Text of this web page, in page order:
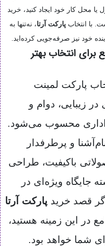
محل کار خود ایجاد کنید، خرید
با انتخاب پارکت آرتا، نه‌تنها به
خود نیز صرفه‌جویی کرده‌اید.
برای انتخاب بهتر
پارکت لمینت
زیبایی، دوام و
اداری محسوب می‌شود.
و پرطرفدار
باکیفیت، طراحی
جایگاه ویژه‌ای در
قصد خرید پارکت آرتا
در این زمینه هستید،
شما خواهد بود.